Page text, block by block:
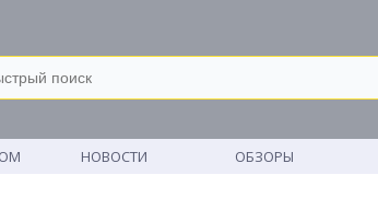
НОВОСТИ ОБЗОРЫ